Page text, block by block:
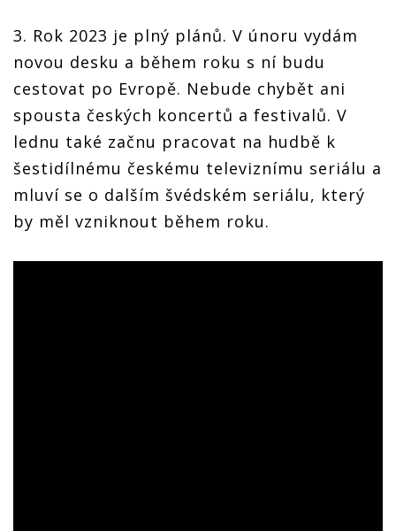
3. Rok 2023 je plný plánů. V únoru vydám
novou desku a během roku s ní budu
cestovat po Evropě. Nebude chybět ani
spousta českých koncertů a festivalů. V
lednu také začnu pracovat na hudbě k
šestidílnému českému televiznímu seriálu a
mluví se o dalším švédském seriálu, který
by měl vzniknout během roku.